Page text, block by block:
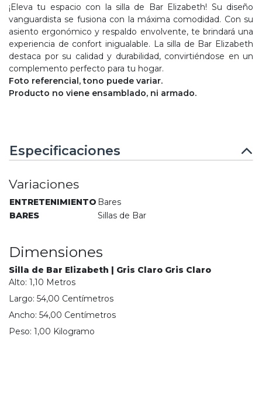
¡Eleva tu espacio con la silla de Bar Elizabeth! Su diseño
vanguardista se fusiona con la máxima comodidad. Con su
asiento ergonómico y respaldo envolvente, te brindará una
experiencia de confort inigualable. La silla de Bar Elizabeth
destaca por su calidad y durabilidad, convirtiéndose en un
complemento perfecto para tu hogar.
Foto referencial, tono puede variar.
Producto no viene ensamblado, ni armado.
Especificaciones
Variaciones
ENTRETENIMIENTO Bares
BARES
Sillas de Bar
Dimensiones
Silla de Bar Elizabeth | Gris Claro Gris Claro
Alto: 1,10 Metros
Largo: 54,00 Centímetros
Ancho: 54,00 Centímetros
Peso: 1,00 Kilogramo